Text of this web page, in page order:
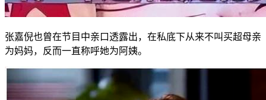
张嘉倪也曾在节目中亲口透露出，在私底下从来不叫买超母亲
为妈妈，反而一直称呼她为阿姨。